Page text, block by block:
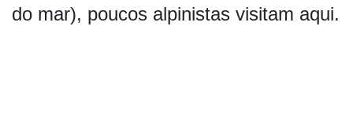
do mar), poucos alpinistas visitam aqui.